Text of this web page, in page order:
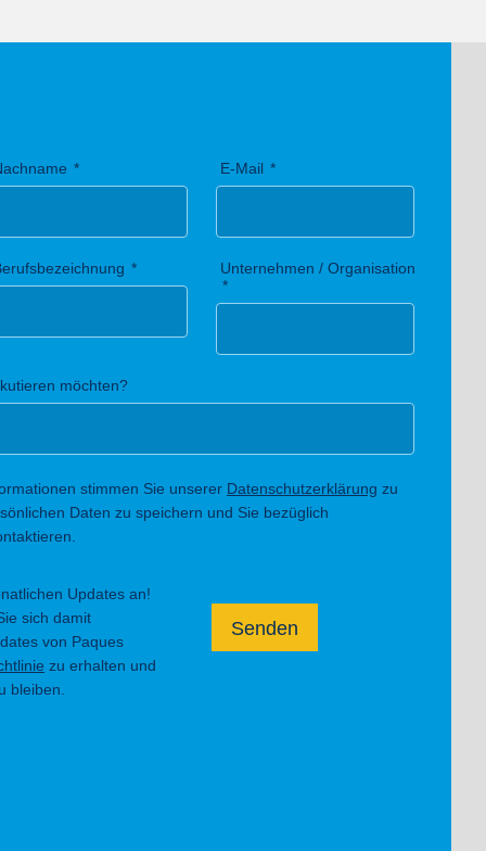
E-Mail
Unternehmen / Organisation
möchten?
stimmen Sie unserer Datenschutzerklärung zu
Daten zu speichern und Sie bezüglich
Updates an!
sich damit
von Paques
zu erhalten und
bleiben.
Senden